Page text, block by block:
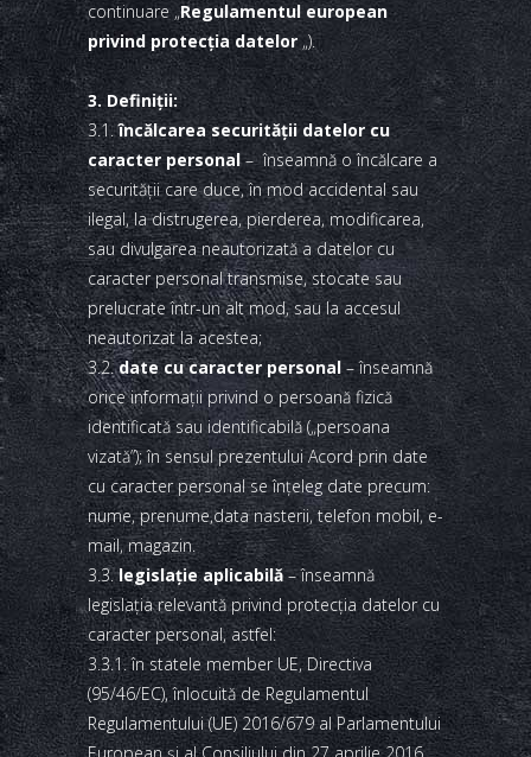
continuare „Regulamentul european
privind protecţia datelor„).
3. Definiţii:
3.1.încălcarea securităţii datelor cu
caracter personal– înseamnă o încălcare a
securităţii care duce, în mod accidental sau
ilegal, la distrugerea, pierderea, modificarea,
sau divulgarea neautorizată a datelor cu
caracter personal transmise, stocate sau
prelucrate într-un alt mod, sau la accesul
neautorizat la acestea;
3.2.date cu caracter personal– înseamnă
orice informaţii privind o persoană fizică
identificată sau identificabilă („persoana
vizată”); în sensul prezentului Acord prin date
cu caracter personal se înţeleg date precum:
nume, prenume,data nasterii, telefon mobil, e-
mail, magazin.
3.3.legislaţie aplicabilă– înseamnă
legislaţia relevantă privind protecţia datelor cu
caracter personal, astfel:
3.3.1. în statele member UE, Directiva
(95/46/EC), înlocuită de Regulamentul
Regulamentului (UE) 2016/679 al Parlamentului